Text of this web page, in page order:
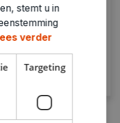
aankoop.Genoeg
stemt u in
verder
Targeting